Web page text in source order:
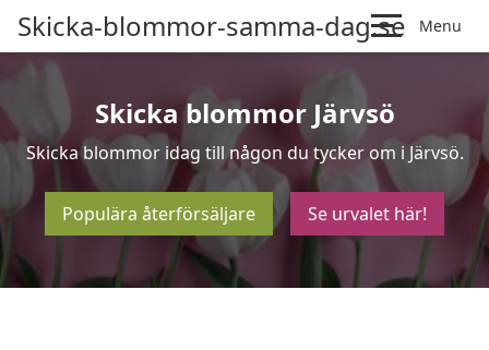
Skicka-blommor-samma-dag.se Menu
Skicka blommor Järvsö
Skicka blommor idag till någon du tycker om i Järvsö.
Populära återförsäljare Se urvalet här!